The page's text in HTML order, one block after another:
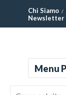
Chi Siamo
Newsletter